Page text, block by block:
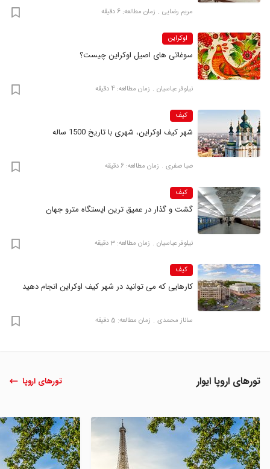
مریم رضایی زمان مطالعه: 6 دقیقه
اوکراین
سوغاتی های اصیل اوکراین چیست؟
نیلوفر عباسیان زمان مطالعه: 4 دقیقه
کیف
شهر کیف اوکراین، شهری با تاریخ 1500 ساله
صبا صفری زمان مطالعه: 6 دقیقه
کیف
گشت و گذار در عمیق ترین ایستگاه مترو جهان
نیلوفر عباسیان زمان مطالعه: 3 دقیقه
کیف
کارهایی که می‌ توانید در شهر کیف اوکراین انجام دهید
ساناز محمدی زمان مطالعه: 5 دقیقه
تورهای اروپا ایوار تورهای اروپا